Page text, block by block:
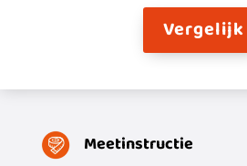
Vergelijk
Meetinstructie